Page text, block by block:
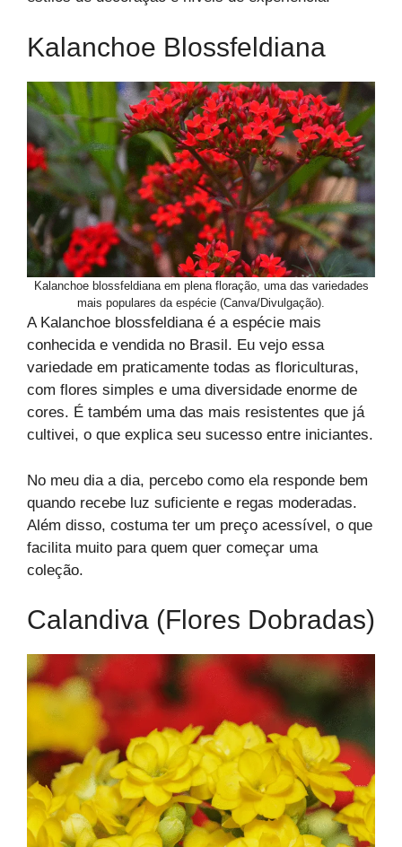
Kalanchoe Blossfeldiana
Kalanchoe blossfeldiana em plena floração, uma das variedades
mais populares da espécie (Canva/Divulgação).
A Kalanchoe blossfeldiana é a espécie mais
conhecida e vendida no Brasil. Eu vejo essa
variedade em praticamente todas as floriculturas,
com flores simples e uma diversidade enorme de
cores. É também uma das mais resistentes que já
cultivei, o que explica seu sucesso entre iniciantes.
No meu dia a dia, percebo como ela responde bem
quando recebe luz suficiente e regas moderadas.
Além disso, costuma ter um preço acessível, o que
facilita muito para quem quer começar uma
coleção.
Calandiva (flores Dobradas)